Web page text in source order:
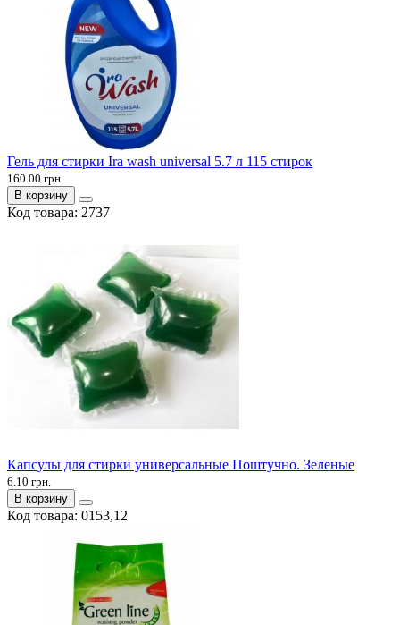
Гель для стирки Ira wash universal 5.7 л 115 стирок
160.00 грн.
В корзину
Код товара: 2737
Капсулы для стирки универсальные Поштучно. Зеленые
6.10 грн.
В корзину
Код товара: 0153,12